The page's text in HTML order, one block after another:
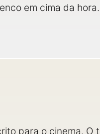
em cima da hora.
para o cinema. O